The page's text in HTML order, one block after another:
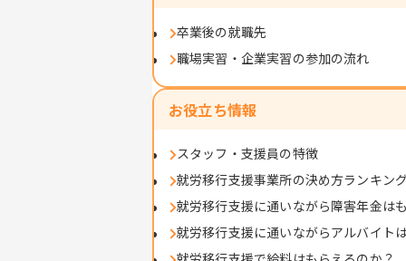
卒業後の就職先
職場実習・企業実習の参加の流れ
お役立ち情報
スタッフ・支援員の特徴
就労移行支援事業所の決め方ランキン
就労移行支援に通いながら障害年金は
就労移行支援に通いながらアルバイト